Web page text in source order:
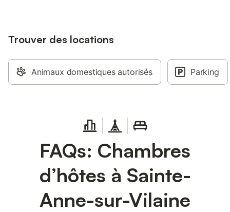
Trouver des locations
Animaux domestiques autorisés Parking
FAQs: Chambres
d’hôtes à Sainte-
Anne-sur-Vilaine